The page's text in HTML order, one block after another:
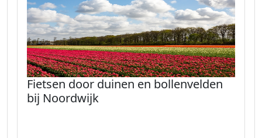
Fietsen door duinen en bollenvelden
bij Noordwijk